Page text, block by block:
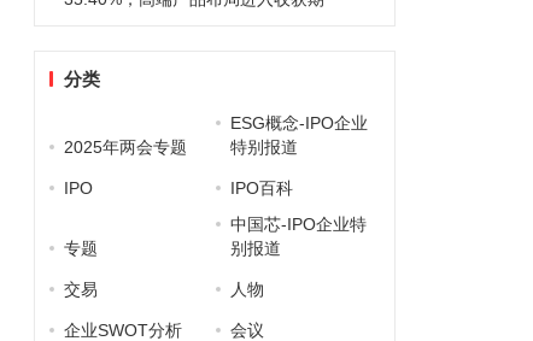
分类
2025年两会专题
ESG概念-IPO企业
特别报道
IPO IPO百科
专题
中国芯-IPO企业特
别报道
交易 人物
企业SWOT分析 会议